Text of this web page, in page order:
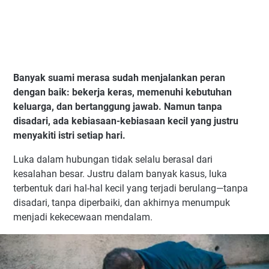
Banyak suami merasa sudah menjalankan peran
dengan baik: bekerja keras, memenuhi kebutuhan
keluarga, dan bertanggung jawab. Namun tanpa
disadari, ada kebiasaan-kebiasaan kecil yang justru
menyakiti istri setiap hari.
Luka dalam hubungan tidak selalu berasal dari
kesalahan besar. Justru dalam banyak kasus, luka
terbentuk dari hal-hal kecil yang terjadi berulang—tanpa
disadari, tanpa diperbaiki, dan akhirnya menumpuk
menjadi kekecewaan mendalam.